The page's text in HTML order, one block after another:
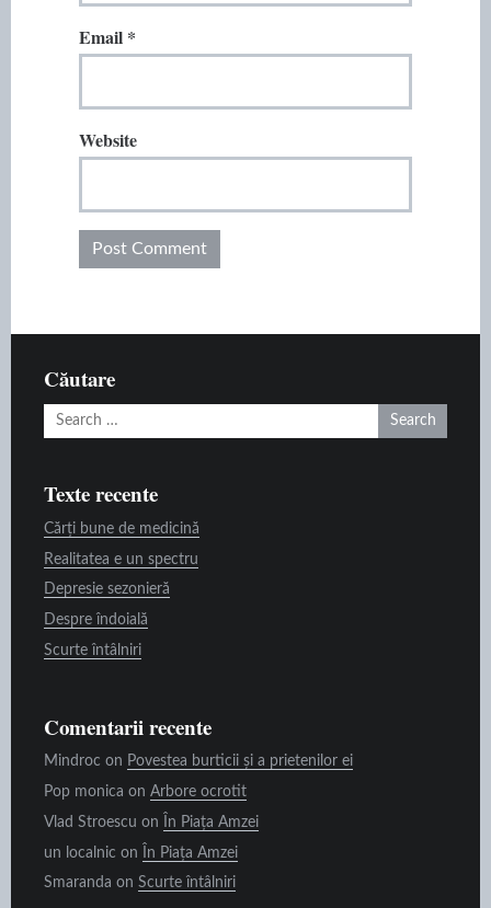
Email *
Website
Căutare
Search
Texte recente
Cărți bune de medicină
Realitatea e un spectru
Depresie sezonieră
Despre îndoială
Scurte întâlniri
Comentarii recente
Mindroc on Povestea burticii și a prietenilor ei
Pop monica on Arbore ocrotit
Vlad Stroescu on
În Piața Amzei
un localnic on
În Piața Amzei
Smaranda on Scurte întâlniri